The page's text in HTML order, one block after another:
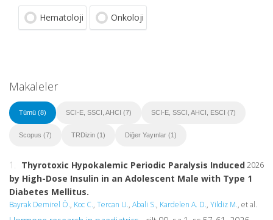
Hematoloji Onkoloji
Makaleler
Tümü (8) SCI-E, SSCI, AHCI (7) SCI-E, SSCI, AHCI, ESCI (7)
Scopus (7) TRDizin (1) Diğer Yayınlar (1)
2026
1. Thyrotoxic Hypokalemic Periodic Paralysis Induced
by High-Dose Insulin in an Adolescent Male with Type 1
Diabetes Mellitus.
Bayrak Demirel Ö., Koc C., Tercan U., Abali S., Kardelen A. D., Yildiz M., et al.